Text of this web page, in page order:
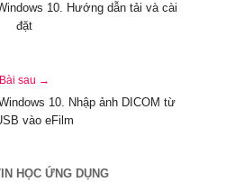
10. Hướng dẫn tải và cài
đặt
Bài sau →
10. Nhập ảnh DICOM từ
vào eFilm
HỌC ỨNG DỤNG